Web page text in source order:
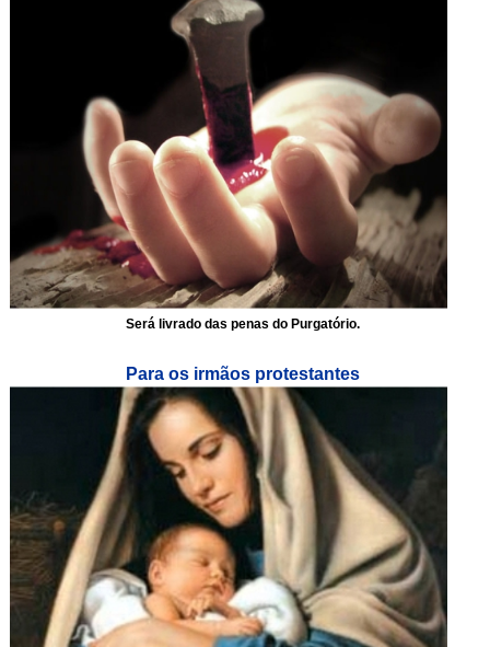
Será livrado das penas do Purgatório.
Para os irmãos protestantes